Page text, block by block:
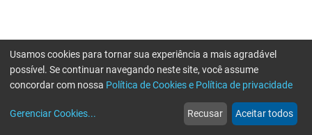
web
Notícias
more_horiz
Mais
Usamos cookies para tornar sua experiência a mais agradável
possível. Se continuar navegando neste site, você assume
concordar com nossa Política de Cookies e Política de privacidade
Gerenciar Cookies... Recusar Aceitar todos
Erro ao enviar informações, por favor tente novamente